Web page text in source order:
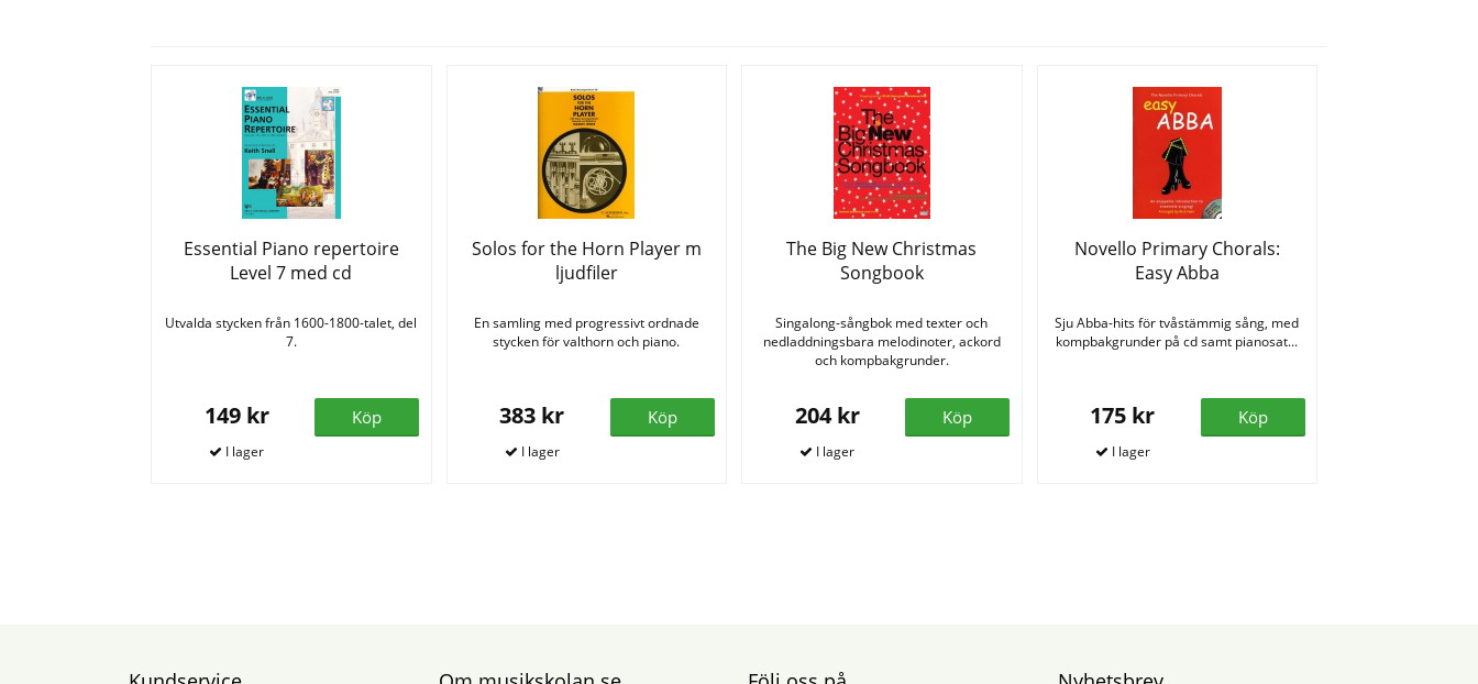
Essential Piano repertoire
Level 7 med cd
Utvalda stycken från 1600-1800-talet, del
7.
149 kr Köp
Solos for the Horn Player m
ljudfiler
En samling med progressivt ordnade
stycken för valthorn och piano.
383 kr Köp
The Big New Christmas
Songbook
Singalong-sångbok med texter och
nedladdningsbara melodinoter, ackord
och kompbakgrunder.
204 kr Köp
Novello Primary Chorals:
Easy Abba
Sju Abba-hits för tvåstämmig sång, med
kompbakgrunder på cd samt pianosat...
175 kr Köp